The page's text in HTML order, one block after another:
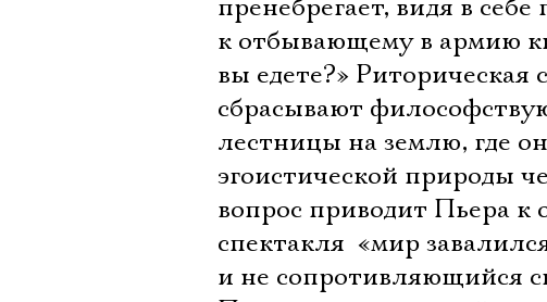
пренебрегает, видя в
к отбывающему в армию
вы едете?» Риторическая
сбрасывают
лестницы на землю, где
эгоистической природы
вопрос приводит Пьера к
спектакля  «мир
и не сопротивляющийся